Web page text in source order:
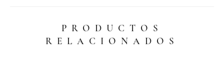
PRODUCTOS
RELACIONADOS